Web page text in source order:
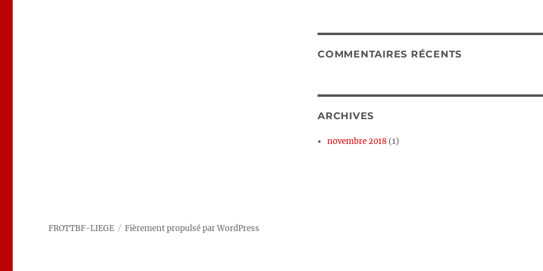
COMMENTAIRES RÉCENTS
ARCHIVES
novembre 2018 (1)
FROTTBF-LIEGE Fièrement propulsé par WordPress